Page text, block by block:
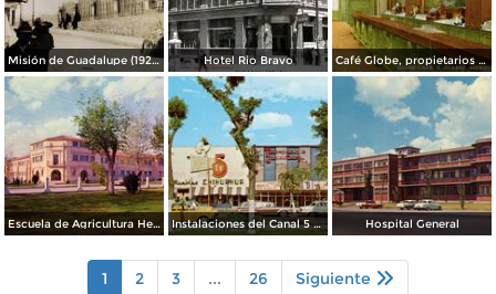
Misión de Guadalupe (1924) Hotel Rio Bravo Café Globe, propietarios Mooney & Hanlan
Escuela de Agricultura Hermanos Escobar Instalaciones del Canal 5 XEJ TV Hospital General
1 2 3 ... 26 Siguiente